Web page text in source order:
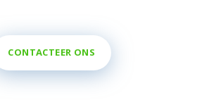
CONTACTEER ONS